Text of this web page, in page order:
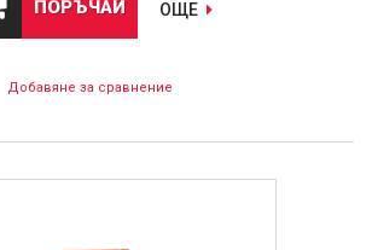
ПОРЪЧАЙ ОЩЕ
Добавяне за сравнение